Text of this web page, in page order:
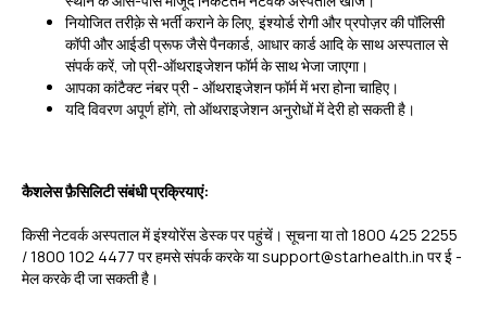
नियोजित तरीक़े से भर्ती कराने के लिए, इंश्योर्ड रोगी और प्रपोज़र की पॉलिसी
कॉपी और आईडी प्रूफ जैसे पैनकार्ड, आधार कार्ड आदि के साथ अस्पताल से
संपर्क करें, जो प्री-ऑथराइजेशन फॉर्म के साथ भेजा जाएगा।
आपका कांटैक्ट नंबर प्री - ऑथराइजेशन फॉर्म में भरा होना चाहिए।
यदि विवरण अपूर्ण होंगे, तो ऑथराइजेशन अनुरोधों में देरी हो सकती है।
कैशलेस फ़ैसिलिटी संबंधी प्रक्रियाएं:
किसी नेटवर्क अस्पताल में इंश्योरेंस डेस्क पर पहुंचें। सूचना या तो 1800 425 2255
/ 1800 102 4477 पर हमसे संपर्क करके या support@starhealth.in पर ई -
मेल करके दी जा सकती है।